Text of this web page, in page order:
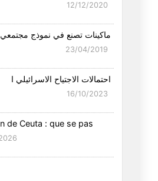
29/03/2026
ما بعد المعركة الإيرانية –نداء
23/03/2026
هل ساهم "ترامب" في انتخاب
10/03/2026
من يخلف خامنئي
12/12/2020
ماكينات تصنع في نموذج
23/04/2019
احتمالات الاجتياح الاسرائيلي ا
16/10/2023
de Ceuta : que se pas